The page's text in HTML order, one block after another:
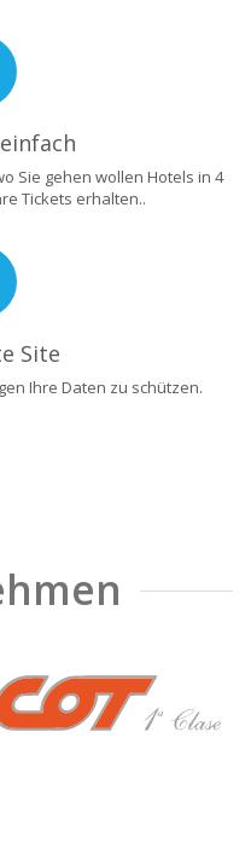
Sie gehen wollen Hotels in 4
Tickets erhalten..
Site
Ihre Daten zu schützen.
❯